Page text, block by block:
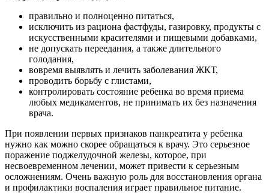
правильно и полноценно питаться,
исключить из рациона фастфуды, газировку, продукты с
искусственными красителями и пищевыми добавками,
не допускать переедания, а также длительного
голодания,
вовремя выявлять и лечить заболевания ЖКТ,
проводить борьбу с глистами,
контролировать состояние ребенка во время приема
любых медикаментов, не принимать их без назначения
врача.
При появлении первых признаков панкреатита у ребенка
нужно как можно скорее обращаться к врачу. Это серьезное
поражение поджелудочной железы, которое, при
несвоевременном лечении, может привести к серьезным
осложнениям. Очень важную роль для восстановления органа
и профилактики воспаления играет правильное питание.